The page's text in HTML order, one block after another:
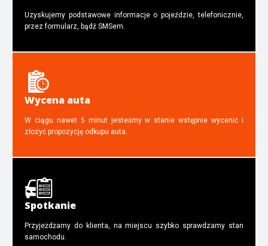
Uzyskujemy podstawowe informacje o pojeździe, telefonicznie,
przez formularz, bądź SMSem.
Wycena auta
W ciągu nawet 5 minut jesteśmy w stanie wstępnie wycenić i
złozyć propozycję odkupu auta.
Spotkanie
Przyjeżdżamy do klienta, na miejscu szybko sprawdzamy stan
samochodu.